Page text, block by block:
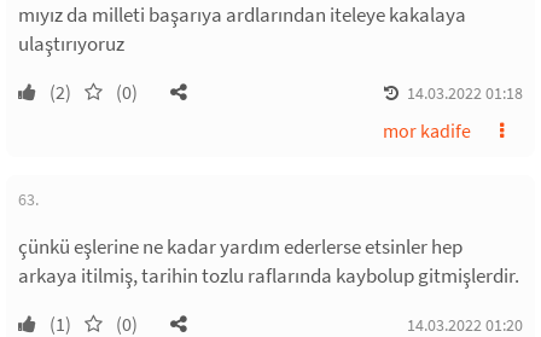
mıyız da milleti başarıya ardlarından iteleye kakalaya
ulaştırıyoruz
(2) (0) 14.03.2022 01:18
mor kadife
63.
çünkü eşlerine ne kadar yardım ederlerse etsinler hep
arkaya itilmiş, tarihin tozlu raflarında kaybolup gitmişlerdir.
(1) (0) 14.03.2022 01:20